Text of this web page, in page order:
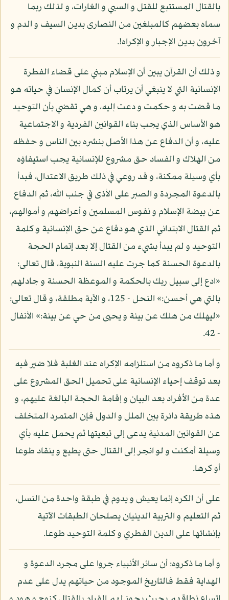
بالقتال المستتبع للقتل و السبي و الغارات، و لذلك ربما
سماه بعضهم كالمبلغين من النصارى بدين السيف و الدم و
آخرون بدين الإجبار و الإكراه!.
و ذلك أن القرآن يبين أن الإسلام مبني على قضاء الفطرة
الإنسانية التي لا ينبغي أن يرتاب أن كمال الإنسان في حياته هو
ما قضت به و حكمت و دعت إليه، و هي تقضي بأن التوحيد
هو الأساس الذي يجب بناء القوانين الفردية و الاجتماعية
عليه، و أن الدفاع عن هذا الأصل بنشره بين الناس و حفظه
من الهلاك و الفساد حق مشروع للإنسانية يجب استيفاؤه
بأي وسيلة ممكنة، و قد روعي في ذلك طريق الاعتدال، فبدأ
بالدعوة المجردة و الصبر على الأذى في جنب الله، ثم الدفاع
عن بيضة الإسلام و نفوس المسلمين و أعراضهم و أموالهم،
ثم القتال الابتدائي الذي هو دفاع عن حق الإنسانية و كلمة
التوحيد و لم يبدأ بشيء من القتال إلا بعد إتمام الحجة
بالدعوة الحسنة كما جرت عليه السنة النبوية، قال تعالى:
«ادع إلى سبيل ربك بالحكمة و الموعظة الحسنة و جادلهم
بالتي هي أحسن:» النحل - 125، و الآية مطلقة، و قال تعالى:
«ليهلك من هلك عن بينة و يحيى من حي عن بينة:» الأنفال
- 42.
و أما ما ذكروه من استلزامه الإكراه عند الغلبة فلا ضير فيه
بعد توقف إحياء الإنسانية على تحميل الحق المشروع على
عدة من الأفراد بعد البيان و إقامة الحجة البالغة عليهم، و
هذه طريقة دائرة بين الملل و الدول فإن المتمرد المتخلف
عن القوانين المدنية يدعى إلى تبعيتها ثم يحمل عليه بأي
وسيلة أمكنت و لو انجر إلى القتال حتى يطيع و ينقاد طوعا
أو كرها.
على أن الكره إنما يعيش و يدوم في طبقة واحدة من النسل،
ثم التعليم و التربية الدينيان يصلحان الطبقات الآتية
بإنشائها على الدين الفطري و كلمة التوحيد طوعا.
و أما ما ذكروه: أن سائر الأنبياء جروا على مجرد الدعوة و
الهداية فقط فالتاريخ الموجود من حياتهم يدل على عدم